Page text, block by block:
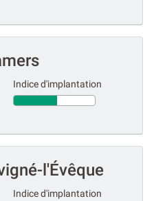
Indice d'implantation
l'Évêque
Indice d'implantation